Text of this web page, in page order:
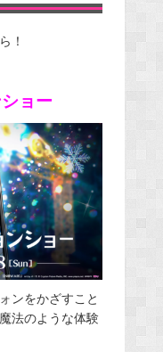
！
ョー
ンをかざすこと
法のような体験